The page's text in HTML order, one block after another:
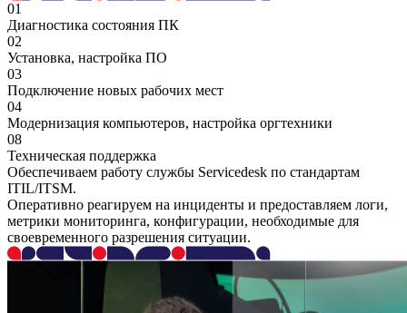
01
Диагностика состояния ПК
02
Установка, настройка ПО
03
Подключение новых рабочих мест
04
Модернизация компьютеров, настройка оргтехники
08
Техническая поддержка
Обеспечиваем работу службы Servicedesk по стандартам
ITIL/ITSM.
Оперативно реагируем на инциденты и предоставляем логи,
метрики мониторинга, конфигурации, необходимые для
своевременного разрешения ситуации.